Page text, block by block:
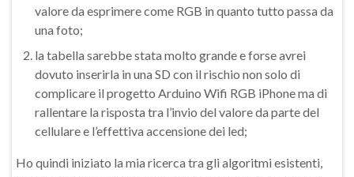
valore da esprimere come RGB in quanto tutto passa da
una foto;
la tabella sarebbe stata molto grande e forse avrei
dovuto inserirla in una SD con il rischio non solo di
complicare il progetto Arduino Wifi RGB iPhone ma di
rallentare la risposta tra l’invio del valore da parte del
cellulare e l’effettiva accensione dei led;
Ho quindi iniziato la mia ricerca tra gli algoritmi esistenti,